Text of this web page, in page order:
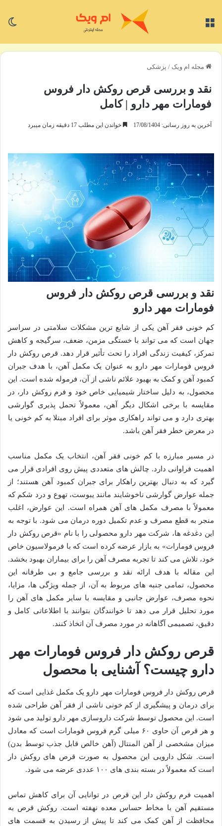
مجله ام ویک / پزشکی
نقد و بررسی قرص روکش دار فروس
فومارات مهر دارو | کامل
آخرین به روز رسانی: 17/08/1404 خواندن این مطلب 17 دقیقه زمان میبرد
نقد و بررسی قرص روکش دار فروس
فومارات مهر دارو
کم خونی فقر آهن یکی از شایع ترین مشکلات سلامتی در سراسر
جهان است که می تواند با خستگی مزمن، ضعف، سرگیجه و کاهش
تمرکز، کیفیت زندگی افراد را تحت تأثیر قرار دهد. قرص روکش دار
فروس فومارات مهر دارو به عنوان یک مکمل آهن، با هدف جبران
کمبود آهن و کمک به بهبود علائم ناشی از آن، فرموله شده است. این
محصول، به دلیل ساختار شیمیایی خاص خود و فرم روکش دار، در
مقایسه با برخی اشکال دیگر آهن، معمولاً تحمل پذیری گوارشی
بهتری دارد و می تواند راهکاری موثر برای افراد مبتلا به کم خونی یا
در معرض خطر فقر آهن باشد.
در مسیر مبارزه با کم خونی فقر آهن، انتخاب یک مکمل مناسب
اهمیت فراوانی دارد. چالش های متعددی پیش روی افرادی قرار می
گیرد که به دنبال بهترین راهکار برای جبران کمبود آهن هستند؛ از
جمله عوارض گوارشی ناخوشایند مانند یبوست، تهوع و درد شکم که
معمولاً با مصرف مکمل های آهن همراه است. این عوارض، اغلب
منجر به قطع مصرف و عدم تکمیل دوره درمان می شود. با توجه به
این دغدغه ها، شرکت مهر دارو محصولی را با نام «قرص روکش دار
فروس فومارات» به بازار عرضه کرده است که با فرمولاسیون خاص
خود، تلاش می کند تا تجربه مصرف آهن را برای بیماران بهبود بخشد.
این مقاله با هدف ارائه نقد و بررسی جامع و بی طرفانه این
محصول، تمامی جنبه های مربوط به آن، از جمله ویژگی ها، مزایا،
نحوه مصرف، عوارض جانبی و مقایسه با سایر مکمل های آهن را
مورد تحلیل قرار می دهد تا خوانندگان بتوانند با اطلاعاتی کامل و
دقیق، تصمیمی آگاهانه در مورد مصرف آن اتخاذ کنند.
قرص روکش دار فروس فومارات مهر
دارو چیست؟ آشنایی با محصول
قرص روکش دار فروس فومارات مهر دارو یک مکمل غذایی است که
برای درمان و پیشگیری از کم خونی ناشی از فقر آهن طراحی شده
است. این محصول توسط شرکت داروسازی مهر دارو تولید می شود
و هر قرص آن حاوی ۶۰ میلی گرم فروس فومارات است که معادل
میزان مشخصی از آهن المنتال (آهن خالص قابل جذب توسط بدن)
است. شکل دارویی این محصول به صورت قرص های روکش دار
است که معمولاً در بسته بندی های ۱۰۰ عددی عرضه می شود.
اهمیت فرم روکش دار این قرص در توانایی آن برای کاهش تماس
مستقیم آهن با مخاط حساس معده نهفته است. روکش قرص به
محافظت از آهن کمک می کند تا پیش از رسیدن به قسمت های